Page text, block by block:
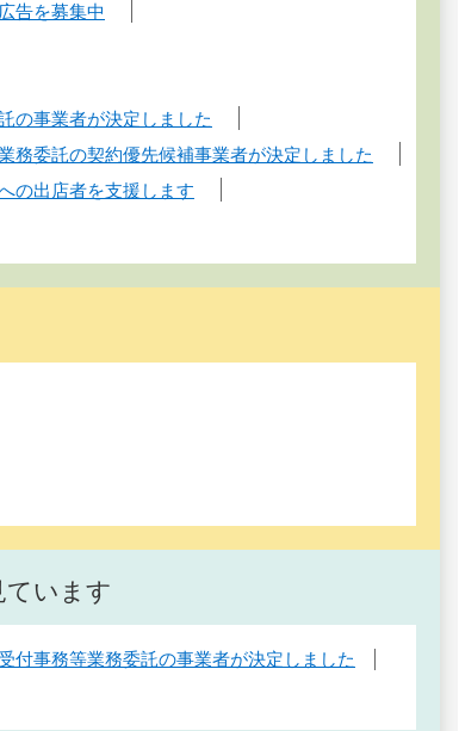
告を募集中
の事業者が決定しました
務委託の契約優先候補事業者が決定しました
の出店者を支援します
います
付事務等業務委託の事業者が決定しました